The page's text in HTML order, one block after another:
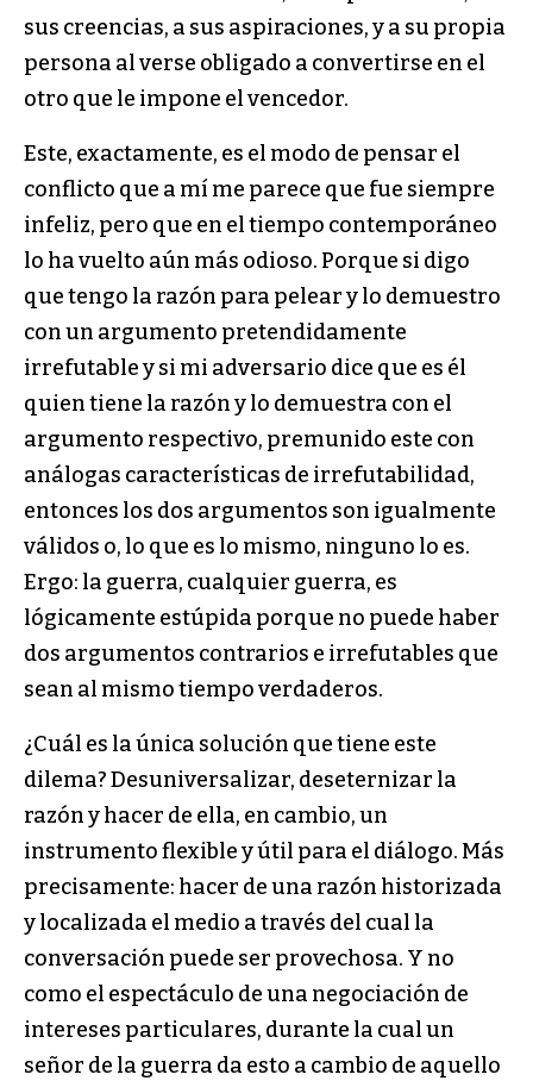
sus creencias, a sus aspiraciones, y a su propia
persona al verse obligado a convertirse en el
otro que le impone el vencedor.
Este, exactamente, es el modo de pensar el
conflicto que a mí me parece que fue siempre
infeliz, pero que en el tiempo contemporáneo
lo ha vuelto aún más odioso. Porque si digo
que tengo la razón para pelear y lo demuestro
con un argumento pretendidamente
irrefutable y si mi adversario dice que es él
quien tiene la razón y lo demuestra con el
argumento respectivo, premunido este con
análogas características de irrefutabilidad,
entonces los dos argumentos son igualmente
válidos o, lo que es lo mismo, ninguno lo es.
Ergo: la guerra, cualquier guerra, es
lógicamente estúpida porque no puede haber
dos argumentos contrarios e irrefutables que
sean al mismo tiempo verdaderos.
¿Cuál es la única solución que tiene este
dilema? Desuniversalizar, deseternizar la
razón y hacer de ella, en cambio, un
instrumento flexible y útil para el diálogo. Más
precisamente: hacer de una razón historizada
y localizada el medio a través del cual la
conversación puede ser provechosa. Y no
como el espectáculo de una negociación de
intereses particulares, durante la cual un
señor de la guerra da esto a cambio de aquello